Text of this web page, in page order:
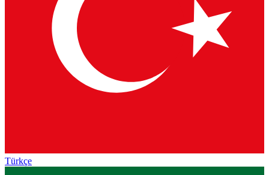
Türkçe